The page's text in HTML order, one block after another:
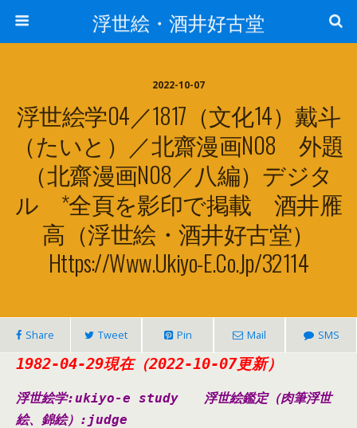
浮世絵・酒井好古堂
2022-10-07
浮世絵学04／1817（文化14）戴斗
（たいと）／北齋漫画N08 外題
（北齋漫画N08／八編）デジタ
ル *全頁を影印で掲載 酒井雁
高（浮世絵・酒井好古堂）
Https://www.ukiyo-E.co.jp/32114
Share Tweet Pin Mail SMS
1982-04-29現在（2022-10-07更新）
浮世絵学:ukiyo-e study 浮世絵鑑定（肉筆浮世
絵、錦絵） :judge